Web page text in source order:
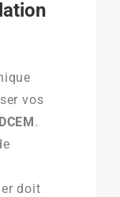
vos
.
doit